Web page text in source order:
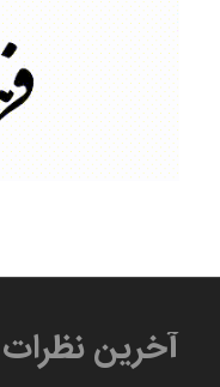
آخرین نظرات